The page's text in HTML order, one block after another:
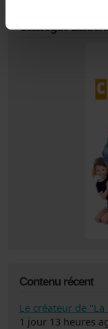
Catalogue
Contenu récent
Le créateur de
1 jour 13 heures